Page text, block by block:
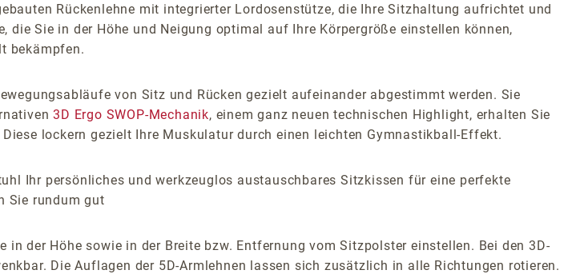
Rückenlehne mit integrierter Lordosenstütze, die Ihre Sitzhaltung aufrichtet und
Sie in der Höhe und Neigung optimal auf Ihre Körpergröße einstellen können,
bekämpfen.
von Sitz und Rücken gezielt aufeinander abgestimmt werden. Sie
3D Ergo SWOP-Mechanik, einem ganz neuen technischen Highlight, erhalten Sie
lockern gezielt Ihre Muskulatur durch einen leichten Gymnastikball-Effekt.
Ihr persönliches und werkzeuglos austauschbares Sitzkissen für eine perfekte
Sie rundum gut
der Höhe sowie in der Breite bzw. Entfernung vom Sitzpolster einstellen. Bei den 3D-
Die Auflagen der 5D-Armlehnen lassen sich zusätzlich in alle Richtungen rotieren.